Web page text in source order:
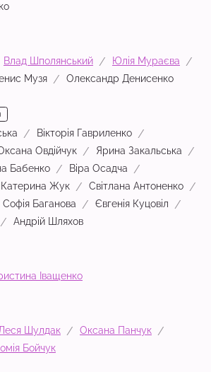
Влад Шполянський
Юлія Мураєва
Музя Олександр Денисенко
Вікторія Гавриленко
Овдійчук
Ярина Закальська
Бабенко
Віра Осадча
Катерина Жук
Світлана Антоненко
Софія Баганова
Євгенія Куцовіл
Андрій Шляхов
Іващенко
Шулдак
Оксана Панчук
Бойчук